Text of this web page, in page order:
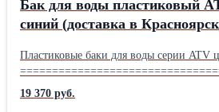
Бак для воды пластиковый
синий (доставка в
Пластиковые баки для воды серии ATV
Область применения и комплектация Баки предназначены для
хранения питьевой и технической
19 370 руб.